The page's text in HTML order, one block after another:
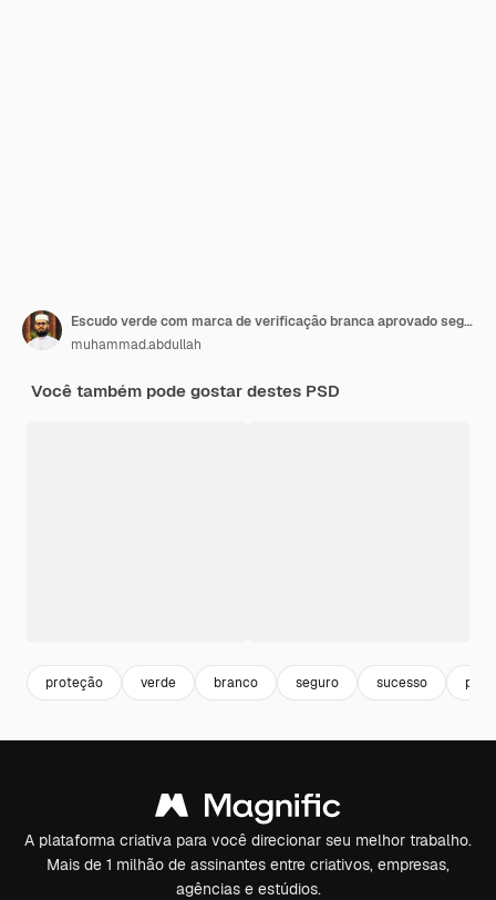
Escudo verde com marca de verificação branca aprovado segurança proteção segura
muhammad.abdullah
Você também pode gostar destes PSD
proteção verde branco seguro sucesso
A plataforma criativa para você direcionar seu melhor trabalho.
Mais de 1 milhão de assinantes entre criativos, empresas,
agências e estúdios.